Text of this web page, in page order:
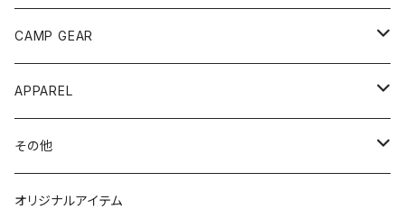
ANOBA
AO COOLERS
asobito
AS2OV
テント、シェルター
バックパック
ポーチ／サコッシュ
ストレージ
CAMP GEAR
テント、タープ
テント、シェルター
タープ
スリーピングギア
寝袋
テーブル、チェア
APPAREL
トップス
ボトムス
その他
遊び
オリジナルアイテム